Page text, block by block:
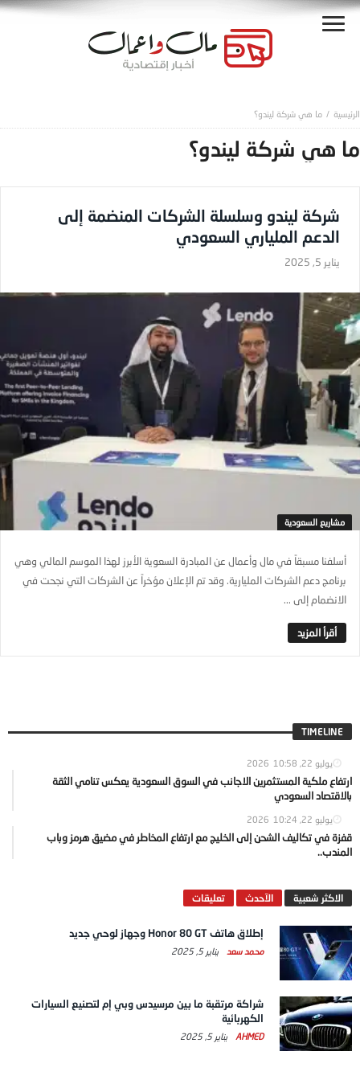
ما هي شركة ليندو؟
ما هي شركة ليندو؟
شركة ليندو وسلسلة الشركات المنضمة إلى
الدعم الملياري السعودي
يناير 5, 2025
مشاريع السعودية
أسلفنا مسبقاً في مال وأعمال عن المبادرة السعوية الأبرز لهذا الموسم المالي وهي
برنامج دعم الشركات المليارية. وقد تم الإعلان مؤخراً عن الشركات التي نجحت في
الانضمام إلى ...
TIMELINE
يوليو 22, 2026 10:58
ارتفاع ملكية المستثمرين الاجانب في السوق السعودية يعكس تنامي الثقة
بالاقتصاد السعودي
يوليو 22, 2026 10:24
قفزة في تكاليف الشحن إلى الخليج مع ارتفاع المخاطر في مضيق هرمز وباب
المندب..
الاكثر شعبية الآحدث تعليقات
إطلاق هاتف Honor 80 GT وجهاز لوحي جديد
محمد سعد يناير 5, 2025
شراكة مرتقبة ما بين مرسيدس وبي إم لتصنيع السيارات
الكهربائية
AHMED يناير 5, 2025